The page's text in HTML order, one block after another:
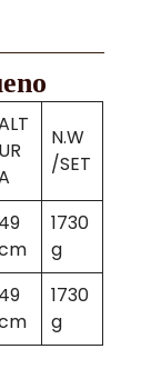
UR
N.W
/SET
49
1730
g
49
1730
g